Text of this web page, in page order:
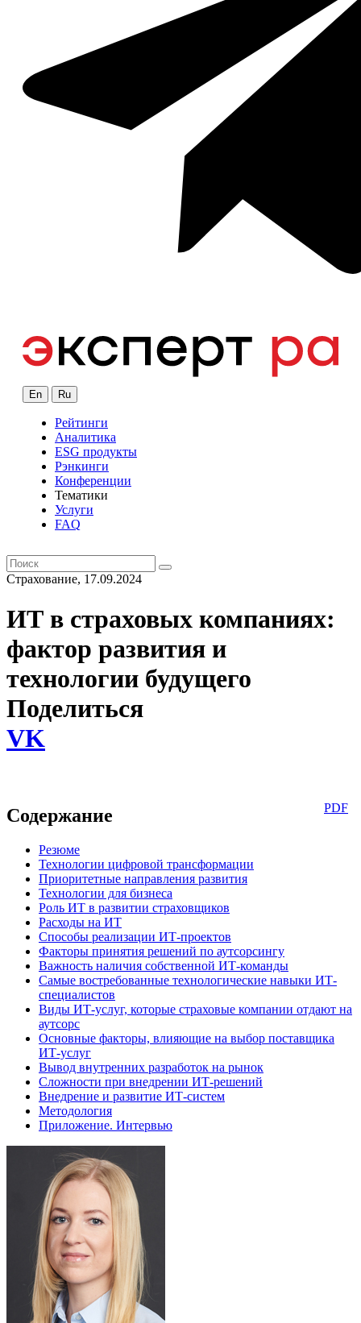
En Ru
Рейтинги
Аналитика
ESG продукты
Рэнкинги
Конференции
Тематики
Услуги
FAQ
Страхование, 17.09.2024
ИТ в страховых компаниях:
фактор развития и
технологии будущего
Поделиться
VK
PDF
Содержание
Резюме
Технологии цифровой трансформации
Приоритетные направления развития
Технологии для бизнеса
Роль ИТ в развитии страховщиков
Расходы на ИТ
Способы реализации ИТ-проектов
Факторы принятия решений по аутсорсингу
Важность наличия собственной ИТ-команды
Самые востребованные технологические навыки ИТ-
специалистов
Виды ИТ-услуг, которые страховые компании отдают на
аутсорс
Основные факторы, влияющие на выбор поставщика
ИТ-услуг
Вывод внутренних разработок на рынок
Сложности при внедрении ИТ-решений
Внедрение и развитие ИТ-систем
Методология
Приложение. Интервью